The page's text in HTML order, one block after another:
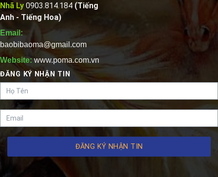
Nhã Ly 0903.814.184 (Tiếng
Anh - Tiếng Hoa)
Email:
baobibaoma@gmail.com
Website:www.poma.com.vn
ĐĂNG KÝ NHẬN TIN
ĐĂNG KÝ NHẬN TIN